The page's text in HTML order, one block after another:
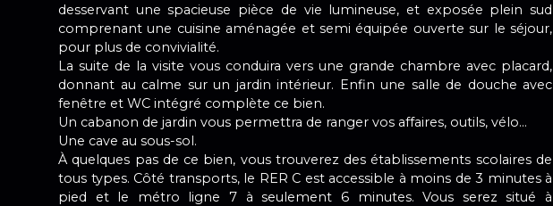
desservant une spacieuse pièce de vie lumineuse, et exposée plein sud
comprenant une cuisine aménagée et semi équipée ouverte sur le séjour,
pour plus de convivialité.
La suite de la visite vous conduira vers une grande chambre avec placard,
donnant au calme sur un jardin intérieur. Enfin une salle de douche avec
fenêtre et WC intégré complète ce bien.
Un cabanon de jardin vous permettra de ranger vos affaires, outils, vélo...
Une cave au sous-sol.
À quelques pas de ce bien, vous trouverez des établissements scolaires de
tous types. Côté transports, le RER C est accessible à moins de 3 minutes à
pied et le métro ligne 7 à seulement 6 minutes. Vous serez situé à